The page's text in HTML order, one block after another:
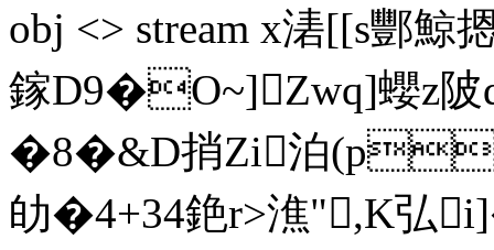
obj <> stream x湱[[s酆鯨
鎵D9�O~]Zwq]蠳z
�8�&D捎Zi泊
劰�4+34銫r>潐",K弘